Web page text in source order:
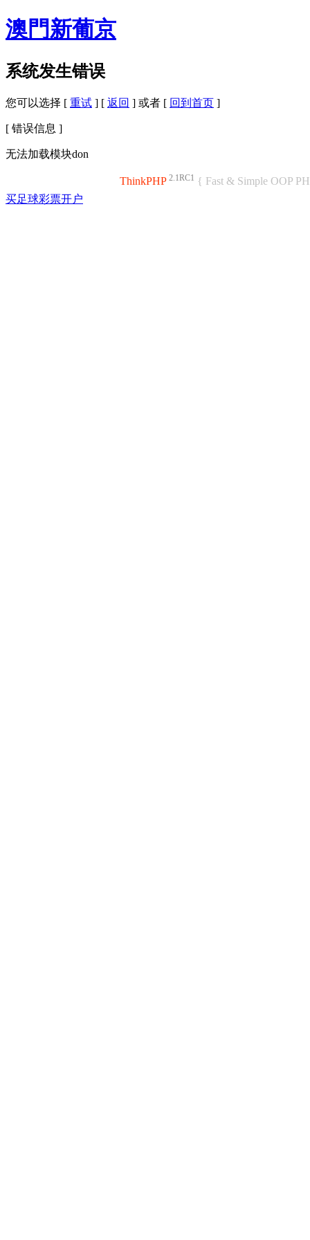
澳門新葡京
系统发生错误
您可以选择 [ 重试 ] [ 返回 ] 或者 [ 回到首页 ]
[ 错误信息 ]
无法加载模块don
ThinkPHP 2.1RC1 { Fast & Simple OOP
买足球彩票开户